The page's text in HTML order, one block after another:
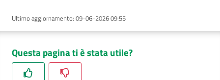
Ultimo aggiornamento: 09-06-2026 09:55
Questa pagina ti è stata utile?